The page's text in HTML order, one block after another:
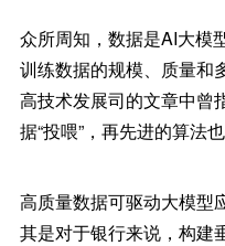
众所周知，数据是AI大模
训练数据的规模、质量和
高技术发展司的文章中曾
据“投喂”，再先进的算法
高质量数据可驱动大模型
其是对于银行来说，构建